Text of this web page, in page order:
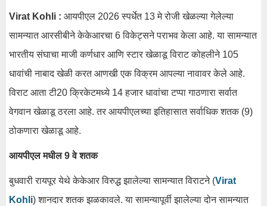
Virat Kohli : आयपीएल 2026 स्पर्धेत 13 मे रोजी खेळल्या गेलेल्या
सामन्यात आरसीबीने केकेआरचा 6 विकेट्सने पराभव केला आहे. या सामन्यात
भारतीय संघाचा माजी कर्णधार आणि स्टार खेळाडू विराट कोहलीने 105
धावांची नाबाद खेळी करत आणखी एक विक्रम आपल्या नावावर केले आहे.
विराट आता टी20 क्रिकेटमध्ये 14 हजार धावांचा टप्पा गाठणारा सर्वात
वेगवान खेळाडू ठरला आहे. तर आयपीएलच्या इतिहासात सर्वाधिक शतक (9)
ठोकणारा खेळाडू आहे.
आयपीएल मधील 9 वे शतक
बुधवारी रायपूर येथे केकेआर विरुद्ध झालेल्या सामन्यात विराटने (Virat
Kohli) शानदार शतक झळकावले. या सामन्यापूर्वी झालेल्या दोन सामन्यात